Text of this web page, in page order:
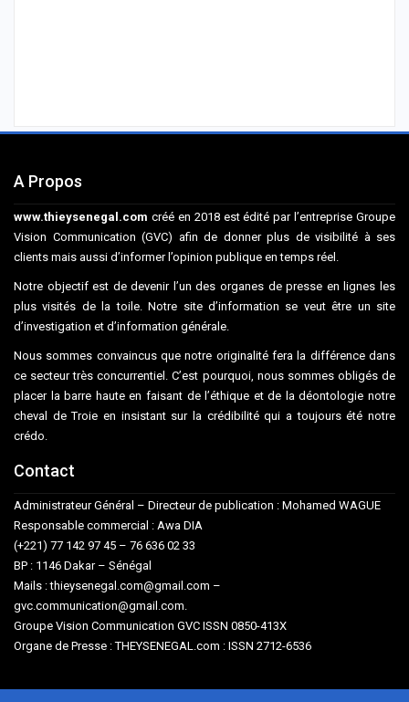
A Propos
www.thieysenegal.com créé en 2018 est édité par l’entreprise Groupe
Vision Communication (GVC) afin de donner plus de visibilité à ses
clients mais aussi d’informer l’opinion publique en temps réel.
Notre objectif est de devenir l’un des organes de presse en lignes les
plus visités de la toile. Notre site d’information se veut être un site
d’investigation et d’information générale.
Nous sommes convaincus que notre originalité fera la différence dans
ce secteur très concurrentiel. C’est pourquoi, nous sommes obligés de
placer la barre haute en faisant de l’éthique et de la déontologie notre
cheval de Troie en insistant sur la crédibilité qui a toujours été notre
crédo.
Contact
Administrateur Général – Directeur de publication : Mohamed WAGUE
Responsable commercial : Awa DIA
(+221) 77 142 97 45 – 76 636 02 33
BP : 1146 Dakar – Sénégal
Mails : thieysenegal.com@gmail.com –
gvc.communication@gmail.com.
Groupe Vision Communication GVC ISSN 0850-413X
Organe de Presse : THEYSENEGAL.com : ISSN 2712-6536